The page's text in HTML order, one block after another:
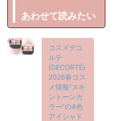
あわせて読みたい
コスメデコ
ルテ
(DECORTÉ)
2026春コス
メ情報“スキ
ントーンカ
ラー”の4色
アイシャド